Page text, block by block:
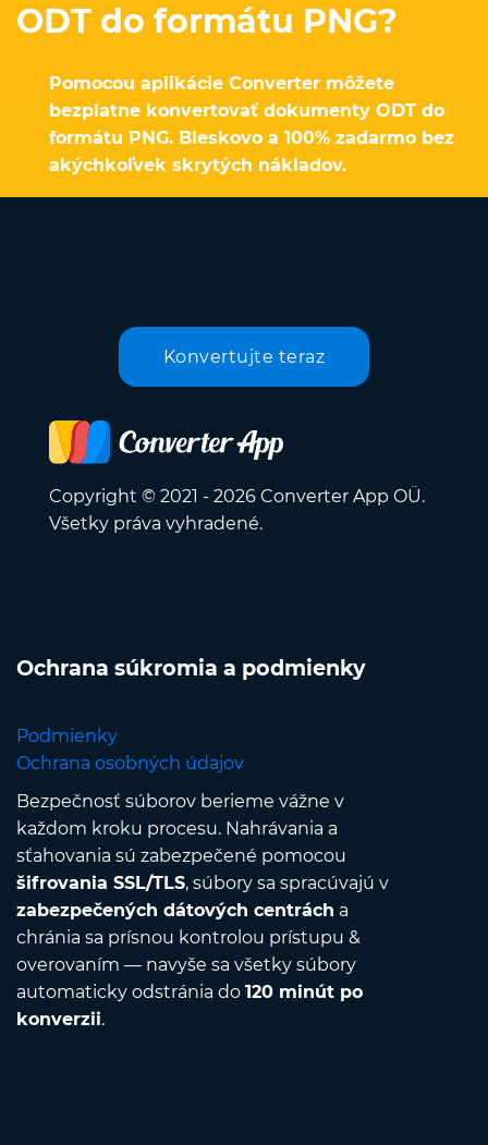
ODT do formátu PNG?
Pomocou aplikácie Converter môžete
bezplatne konvertovať dokumenty ODT do
formátu PNG. Bleskovo a 100% zadarmo bez
akýchkoľvek skrytých nákladov.
Konvertujte teraz
Copyright © 2021 - 2026 Converter App OÜ.
Všetky práva vyhradené.
Ochrana súkromia a podmienky
Podmienky
Ochrana osobných údajov
Bezpečnosť súborov berieme vážne v
každom kroku procesu. Nahrávania a
sťahovania sú zabezpečené pomocou
šifrovania SSL/TLS, súbory sa spracúvajú v
zabezpečených dátových centrách a
chránia sa prísnou kontrolou prístupu &
overovaním — navyše sa všetky súbory
automaticky odstránia do 120 minút po
konverzii.